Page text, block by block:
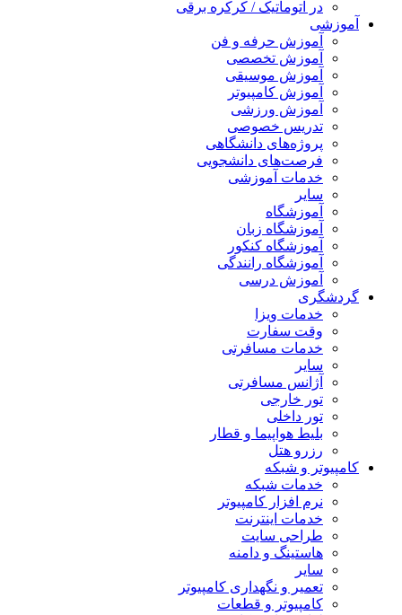
در اتوماتیک / کرکره برقی
آموزشی
آموزش حرفه و فن
آموزش تخصصی
آموزش موسیقی
آموزش کامپیوتر
آموزش ورزشی
تدریس خصوصی
پروژه‌های دانشگاهی
فرصت‌های دانشجویی
خدمات آموزشی
سایر
آموزشگاه
آموزشگاه زبان
آموزشگاه کنکور
آموزشگاه رانندگی
آموزش درسی
گردشگری
خدمات ویزا
وقت سفارت
خدمات مسافرتی
سایر
آژانس مسافرتی
تور خارجی
تور داخلی
بلیط هواپیما و قطار
رزرو هتل
کامپیوتر و شبکه
خدمات شبکه
نرم افزار کامپیوتر
خدمات اینترنت
طراحی سایت
هاستینگ و دامنه
سایر
تعمیر و نگهداری کامپیوتر
کامپیوتر و قطعات